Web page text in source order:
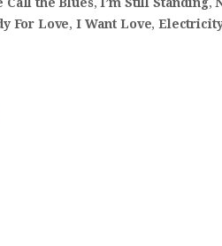
Call the Blues,I’m Still Standing,
For Love,I Want Love,